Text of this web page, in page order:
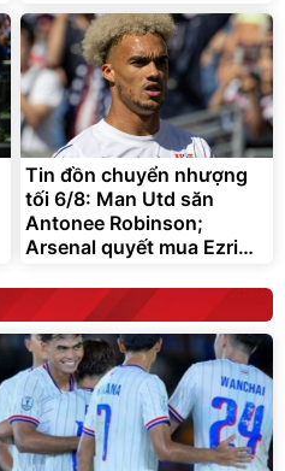
Tin đồn chuyển nhượng
tối 6/8: Man Utd săn
Antonee Robinson;
Arsenal quyết mua Ezri